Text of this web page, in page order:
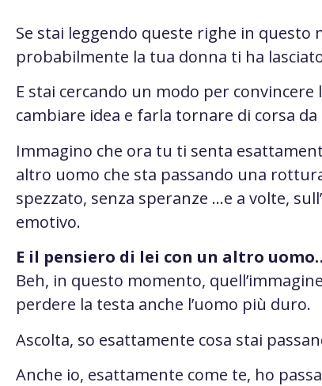
Se stai leggendo queste righe in questo
probabilmente la tua donna ti ha
E stai cercando un modo per convincere
cambiare idea e farla tornare di corsa da
Immagino che ora tu ti senta
altro uomo che sta passando una
spezzato, senza speranze …e a volte,
emotivo.
E il pensiero di lei con un altro
Beh, in questo momento,
perdere la testa anche l’uomo più duro.
Ascolta, so esattamente cosa stai
Anche io, esattamente come te, ho